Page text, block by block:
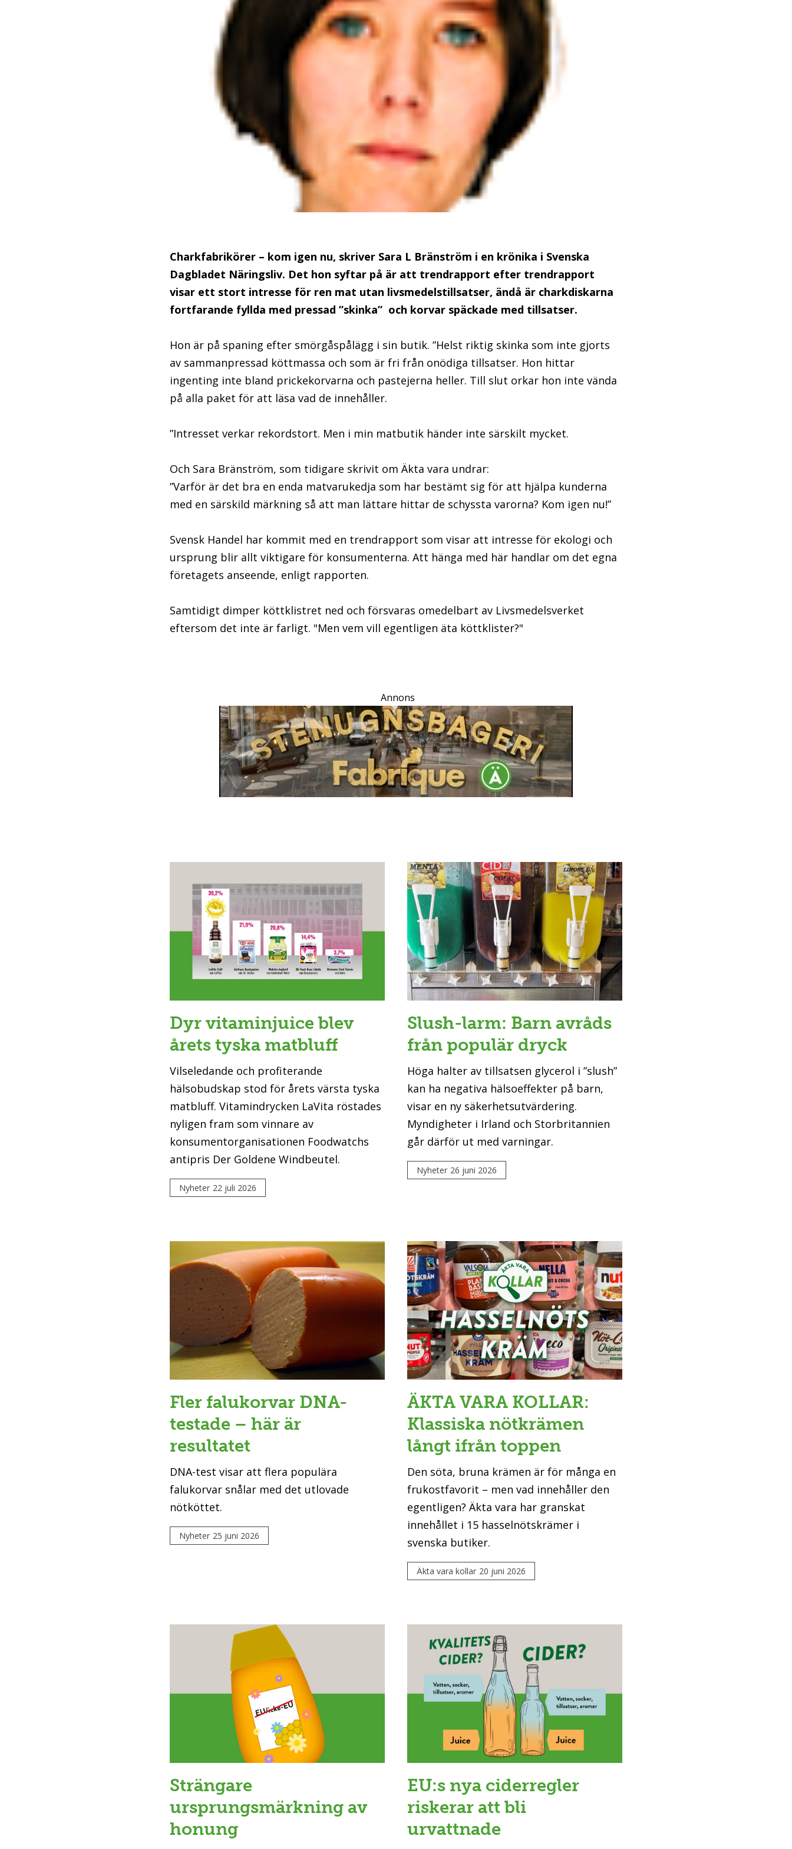
Charkfabrikörer – kom igen nu, skriver Sara L Bränström i en krönika i Svenska
Dagbladet Näringsliv. Det hon syftar på är att trendrapport efter trendrapport
visar ett stort intresse för ren mat utan livsmedelstillsatser, ändå är charkdiskarna
fortfarande fyllda med pressad ”skinka” och korvar späckade med tillsatser.
Hon är på spaning efter smörgåspålägg i sin butik. ”Helst riktig skinka som inte gjorts
av sammanpressad köttmassa och som är fri från onödiga tillsatser. Hon hittar
ingenting inte bland prickekorvarna och pastejerna heller. Till slut orkar hon inte vända
på alla paket för att läsa vad de innehåller.
”Intresset verkar rekordstort. Men i min matbutik händer inte särskilt mycket.
Och Sara Bränström, som tidigare skrivit om Äkta vara undrar:
”Varför är det bra en enda matvarukedja som har bestämt sig för att hjälpa kunderna
med en särskild märkning så att man lättare hittar de schyssta varorna? Kom igen nu!”
Svensk Handel har kommit med en trendrapport som visar att intresse för ekologi och
ursprung blir allt viktigare för konsumenterna. Att hänga med här handlar om det egna
företagets anseende, enligt rapporten.
Samtidigt dimper köttklistret ned och försvaras omedelbart av Livsmedelsverket
eftersom det inte är farligt. "Men vem vill egentligen äta köttklister?"
Annons
Dyr vitaminjuice blev
årets tyska matbluff
Vilseledande och profiterande
hälsobudskap stod för årets värsta tyska
matbluff. Vitamindrycken LaVita röstades
nyligen fram som vinnare av
konsumentorganisationen Foodwatchs
antipris Der Goldene Windbeutel.
Nyheter 22 juli 2026
Slush-larm: Barn avråds
från populär dryck
Höga halter av tillsatsen glycerol i ”slush”
kan ha negativa hälsoeffekter på barn,
visar en ny säkerhetsutvärdering.
Myndigheter i Irland och Storbritannien
går därför ut med varningar.
Nyheter 26 juni 2026
Fler falukorvar DNA-
testade – här är
resultatet
DNA-test visar att flera populära
falukorvar snålar med det utlovade
nötköttet.
Nyheter 25 juni 2026
ÄKTA VARA KOLLAR:
Klassiska nötkrämen
långt ifrån toppen
Den söta, bruna krämen är för många en
frukostfavorit – men vad innehåller den
egentligen? Äkta vara har granskat
innehållet i 15 hasselnötskrämer i
svenska butiker.
Äkta vara kollar 20 juni 2026
Strängare
ursprungsmärkning av
honung
EU:s nya ciderregler
riskerar att bli
urvattnade